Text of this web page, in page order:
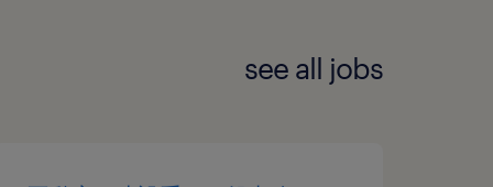
see all jobs